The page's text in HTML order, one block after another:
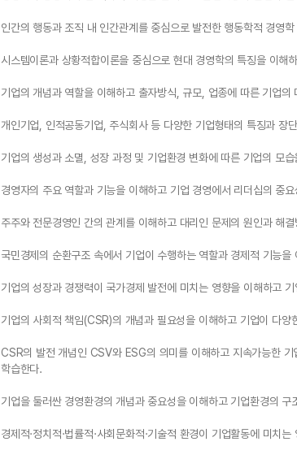
인간의 행동과 조직 내 인간관계를 중심으로 발전한 행동학적 경영
시스템이론과 상황적합이론을 중심으로 현대 경영학의 특징을 이해
기업의 개념과 역할을 이해하고 출자방식, 규모, 업종에 따른 기업의
개인기업, 인적공동기업, 주식회사 등 다양한 기업형태의 특징과 장
기업의 생성과 소멸, 성장 과정 및 기업환경 변화에 따른 기업의 모습
경영자의 주요 역할과 기능을 이해하고 기업 경영에서 리더십의 중
주주와 전문경영인 간의 관계를 이해하고 대리인 문제의 원인과 해
국민경제의 순환구조 속에서 기업이 수행하는 역할과 경제적 기능을
기업의 성장과 경쟁력이 국가경제 발전에 미치는 영향을 이해하고
기업의 사회적 책임(CSR)의 개념과 필요성을 이해하고 기업이 다
CSR의 발전 개념인 CSV와 ESG의 의미를 이해하고 지속가능한 기
학습한다.
기업을 둘러싼 경영환경의 개념과 중요성을 이해하고 기업환경의 구
경제적·정치적·법률적·사회문화적·기술적 환경이 기업활동에 미치